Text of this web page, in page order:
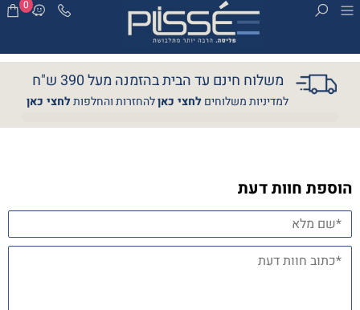
0
משלוח חינם עד הבית בהזמנה מעל 390 ש"ח
למדיניות משלוחיםלחצי כאןלהחזרות והחלפותלחצי כאן
הוספת חוות דעת